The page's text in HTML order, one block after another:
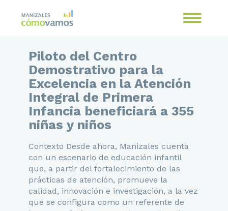
Piloto del Centro
Demostrativo para la
Excelencia en la Atención
Integral de Primera
Infancia beneficiará a 355
niñas y niños
Contexto Desde ahora, Manizales cuenta
con un escenario de educación infantil
que, a partir del fortalecimiento de las
prácticas de atención, promueve la
calidad, innovación e investigación, a la vez
que se configura como un referente de